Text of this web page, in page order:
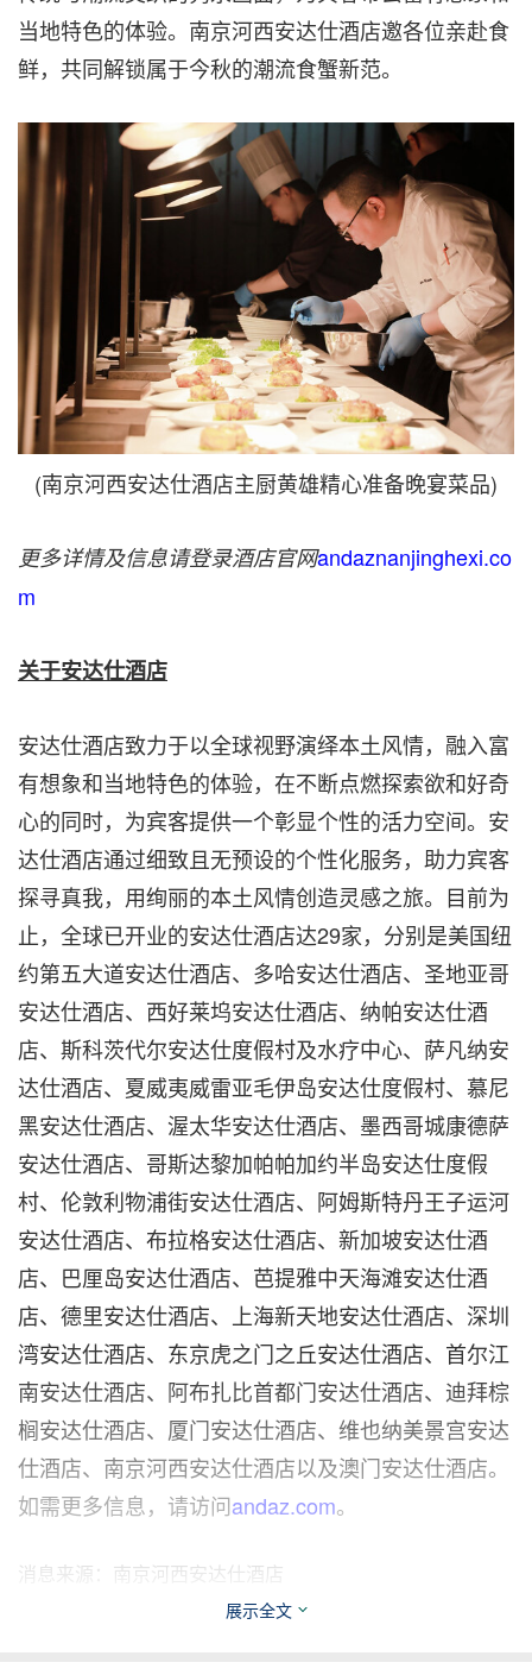
当地特色的体验。南京河西安达仕酒店邀各位亲赴食
鲜，共同解锁属于今秋的潮流食蟹新范。
(南京河西安达仕酒店主厨黄雄精心准备晚宴菜品)
更多详情及信息请登录酒店官网andaznanjinghexi.co
m
关于安达仕酒店
安达仕酒店致力于以全球视野演绎本土风情，融入富
有想象和当地特色的体验，在不断点燃探索欲和好奇
心的同时，为宾客提供一个彰显个性的活力空间。安
达仕酒店通过细致且无预设的个性化服务，助力宾客
探寻真我，用绚丽的本土风情创造灵感之旅。目前为
止，全球已开业的安达仕酒店达29家，分别是美国纽
约第五大道安达仕酒店、多哈安达仕酒店、圣地亚哥
安达仕酒店、西好莱坞安达仕酒店、纳帕安达仕酒
店、斯科茨代尔安达仕度假村及水疗中心、萨凡纳安
达仕酒店、夏威夷威雷亚毛伊岛安达仕度假村、慕尼
黑安达仕酒店、渥太华安达仕酒店、墨西哥城康德萨
安达仕酒店、哥斯达黎加帕帕加约半岛安达仕度假
村、伦敦利物浦街安达仕酒店、阿姆斯特丹王子运河
安达仕酒店、布拉格安达仕酒店、新加坡安达仕酒
店、巴厘岛安达仕酒店、芭提雅中天海滩安达仕酒
店、德里安达仕酒店、上海新天地安达仕酒店、深圳
湾安达仕酒店、东京虎之门之丘安达仕酒店、首尔江
南安达仕酒店、阿布扎比首都门安达仕酒店、迪拜棕
榈安达仕酒店、厦门安达仕酒店、维也纳美景宫安达
仕酒店、南京河西安达仕酒店以及澳门安达仕酒店。
如需更多信息，请访问andaz.com。
消息来源：南京河西安达仕酒店
展示全文